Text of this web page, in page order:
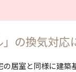
の換気対応
居室と同様に建